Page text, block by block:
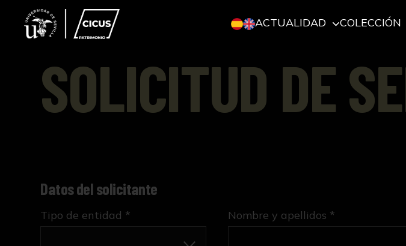
ACTUALIDAD COLECCIÓN
SOLICITUD DE
Datos del solicitante
Tipo de entidad * Nombre y apellidos *